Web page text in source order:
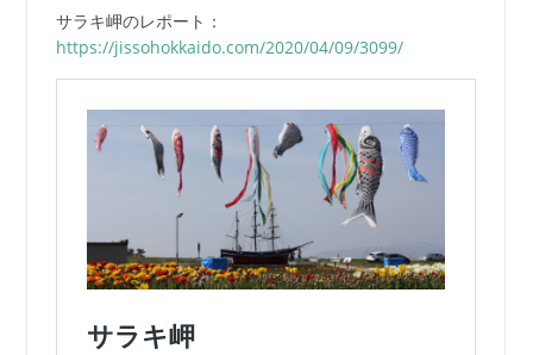
サラキ岬のレポート：
https://jissohokkaido.com/2020/04/09/3099/